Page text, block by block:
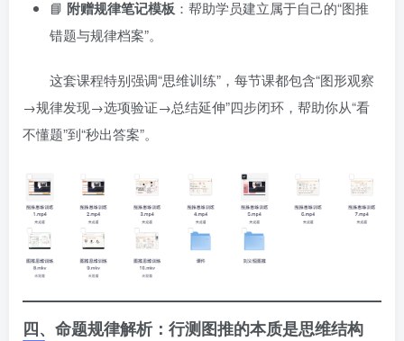
📘 附赠规律笔记模板 ：帮助学员建立属于自己的“图推
错题与规律档案”。
这套课程特别强调“思维训练”，每节课都包含“图形观察
→规律发现→选项验证→总结延伸”四步闭环，帮助你从“看
不懂题”到“秒出答案”。
四、命题规律解析：行测图推的本质是思维结构